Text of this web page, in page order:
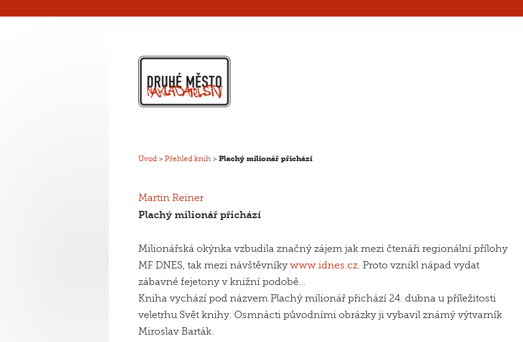
Úvod > Přehled knih > Plachý milionář přichází
Martin Reiner
Plachý milionář přichází
Milionářská okýnka vzbudila značný zájem jak mezi čtenáři regionální přílohy
MF DNES, tak mezi návštěvníky www.idnes.cz. Proto vznikl nápad vydat
zábavné fejetony v knižní podobě…
Kniha vychází pod názvem Plachý milionář přichází 24. dubna u příležitosti
veletrhu Svět knihy. Osmnácti původními obrázky ji vybavil známý výtvarník
Miroslav Barták.